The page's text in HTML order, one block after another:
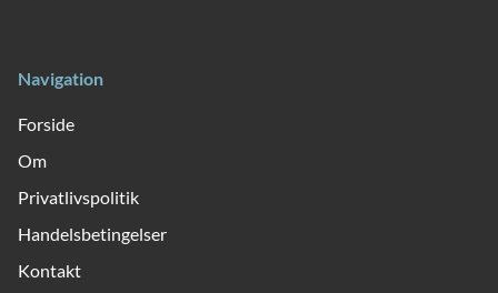
Navigation
Forside
Om
Privatlivspolitik
Handelsbetingelser
Kontakt